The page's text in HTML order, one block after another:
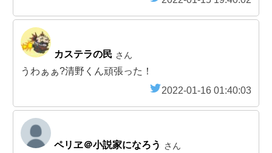
カステラの民 さん
うわぁぁ?清野くん頑張った！
2022-01-16 01:40:03
ペリヱ＠小説家になろう さん